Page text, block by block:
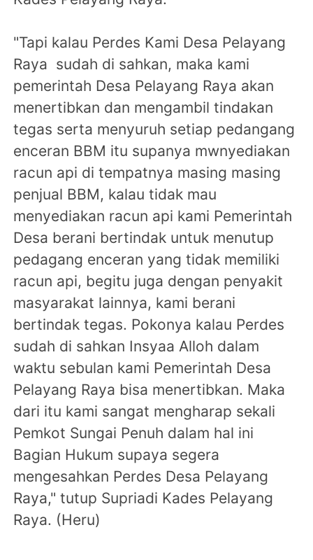
"Tapi kalau Perdes Kami Desa Pelayang
Raya sudah di sahkan, maka kami
pemerintah Desa Pelayang Raya akan
menertibkan dan mengambil tindakan
tegas serta menyuruh setiap pedangang
enceran BBM itu supanya mwnyediakan
racun api di tempatnya masing masing
penjual BBM, kalau tidak mau
menyediakan racun api kami Pemerintah
Desa berani bertindak untuk menutup
pedagang enceran yang tidak memiliki
racun api, begitu juga dengan penyakit
masyarakat lainnya, kami berani
bertindak tegas. Pokonya kalau Perdes
sudah di sahkan Insyaa Alloh dalam
waktu sebulan kami Pemerintah Desa
Pelayang Raya bisa menertibkan. Maka
dari itu kami sangat mengharap sekali
Pemkot Sungai Penuh dalam hal ini
Bagian Hukum supaya segera
mengesahkan Perdes Desa Pelayang
Raya," tutup Supriadi Kades Pelayang
Raya. (Heru)